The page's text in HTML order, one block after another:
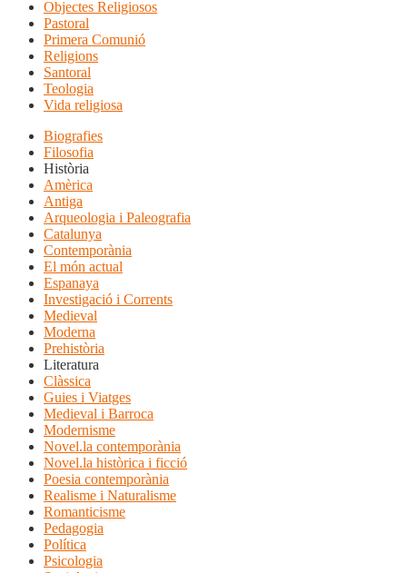
Objectes Religiosos
Pastoral
Primera Comunió
Religions
Santoral
Teologia
Vida religiosa
Biografies
Filosofia
Història
Amèrica
Antiga
Arqueologia i Paleografia
Catalunya
Contemporània
El món actual
Espanaya
Investigació i Corrents
Medieval
Moderna
Prehistòria
Literatura
Clàssica
Guies i Viatges
Medieval i Barroca
Modernisme
Novel.la contemporània
Novel.la històrica i ficció
Poesia contemporània
Realisme i Naturalisme
Romanticisme
Pedagogia
Política
Psicologia